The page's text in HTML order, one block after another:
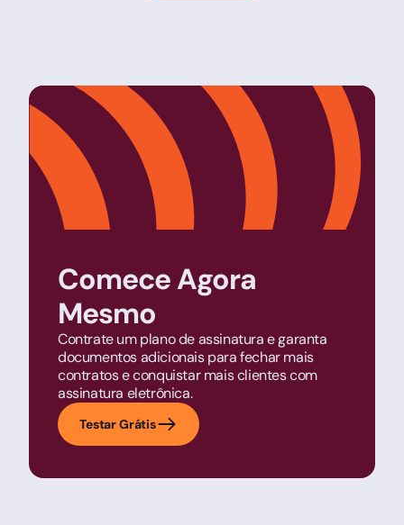
Comece Agora
Mesmo
Contrate um plano de assinatura e garanta
documentos adicionais para fechar mais
contratos e conquistar mais clientes com
assinatura eletrônica.
Testar Grátis